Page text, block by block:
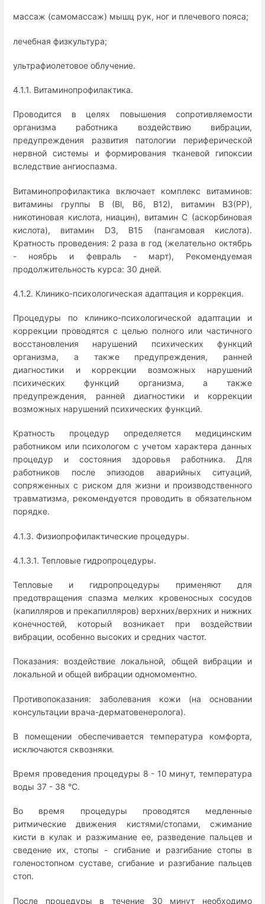
массаж (самомассаж) мышц рук, ног и плечевого пояса;
лечебная физкультура;
ультрафиолетовое облучение.
4.1.1. Витаминопрофилактика.
Проводится в целях повышения сопротивляемости
организма работника воздействию вибрации,
предупреждения развития патологии периферической
нервной системы и формирования тканевой гипоксии
вследствие ангиоспазма.
Витаминопрофилактика включает комплекс витаминов:
витамины группы B (Bl, B6, B12), витамин B3(PP),
никотиновая кислота, ниацин), витамин C (аскорбиновая
кислота), витамин D3, B15 (пангамовая кислота).
Кратность проведения: 2 раза в год (желательно октябрь
- ноябрь и февраль - март), Рекомендуемая
продолжительность курса: 30 дней.
4.1.2. Клинико-психологическая адаптация и коррекция.
Процедуры по клинико-психологической адаптации и
коррекции проводятся с целью полного или частичного
восстановления нарушений психических функций
организма, а также предупреждения, ранней
диагностики и коррекции возможных нарушений
психических функций организма, а также
предупреждения, ранней диагностики и коррекции
возможных нарушений психических функций.
Кратность процедур определяется медицинским
работником или психологом с учетом характера данных
процедур и состояния здоровья работника. Для
работников после эпизодов аварийных ситуаций,
сопряженных с риском для жизни и производственного
травматизма, рекомендуется проводить в обязательном
порядке.
4.1.3. Физиопрофилактические процедуры.
4.1.3.1. Тепловые гидропроцедуры.
Тепловые и гидропроцедуры применяют для
предотвращения спазма мелких кровеносных сосудов
(капилляров и прекапилляров) верхних/верхних и нижних
конечностей, который возникает при воздействии
вибрации, особенно высоких и средних частот.
Показания: воздействие локальной, общей вибрации и
локальной и общей вибрации одномоментно.
Противопоказания: заболевания кожи (на основании
консультации врача-дерматовенеролога).
В помещении обеспечивается температура комфорта,
исключаются сквозняки.
Время проведения процедуры 8 - 10 минут, температура
воды 37 - 38 °C.
Во время процедуры проводятся медленные
ритмические движения кистями/стопами, сжимание
кисти в кулак и разжимание ее, разведение пальцев и
сведение их, стопы - сгибание и разгибание стопы в
голеностопном суставе, сгибание и разгибание пальцев
стоп.
После процедуры в течение 30 минут необходимо